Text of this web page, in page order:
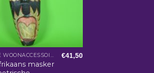
AFRIKAANSE WOONACCESSOIRES
masker
€41,50